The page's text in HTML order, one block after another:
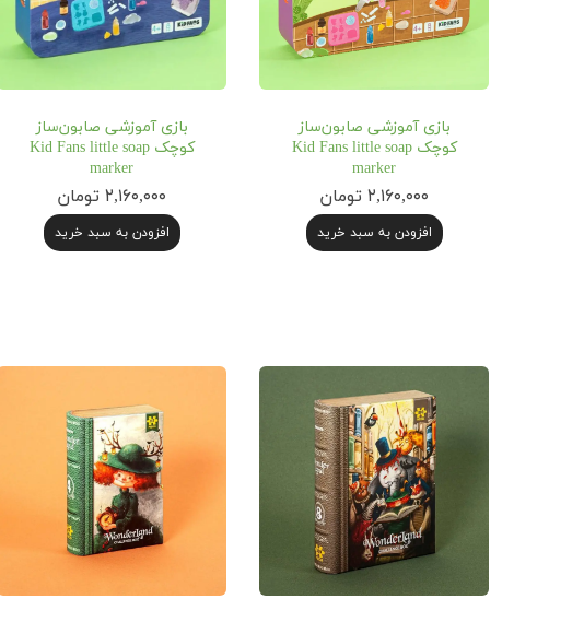
بازی آموزشی صابون‌ساز
کوچک Kid Fans little soap
marker
۲,۱۶۰,۰۰۰ تومان
افزودن به سبد خرید
بازی آموزشی صابون‌ساز
کوچک Kid Fans little soap
marker
۲,۱۶۰,۰۰۰ تومان
افزودن به سبد خرید